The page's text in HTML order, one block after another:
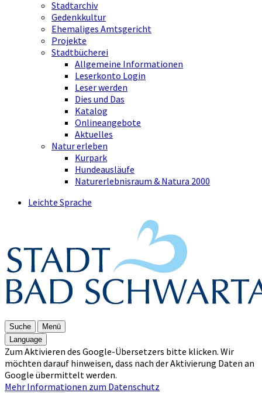
Stadtarchiv
Gedenkkultur
Ehemaliges Amtsgericht
Projekte
Stadtbücherei
Allgemeine Informationen
Leserkonto Login
Leser werden
Dies und Das
Katalog
Onlineangebote
Aktuelles
Natur erleben
Kurpark
Hundeausläufe
Naturerlebnisraum & Natura 2000
Leichte Sprache
Suche
Menü
Language
Zum Aktivieren des Google-Übersetzers bitte klicken. Wir
möchten darauf hinweisen, dass nach der Aktivierung Daten an
Google übermittelt werden.
Mehr Informationen zum Datenschutz